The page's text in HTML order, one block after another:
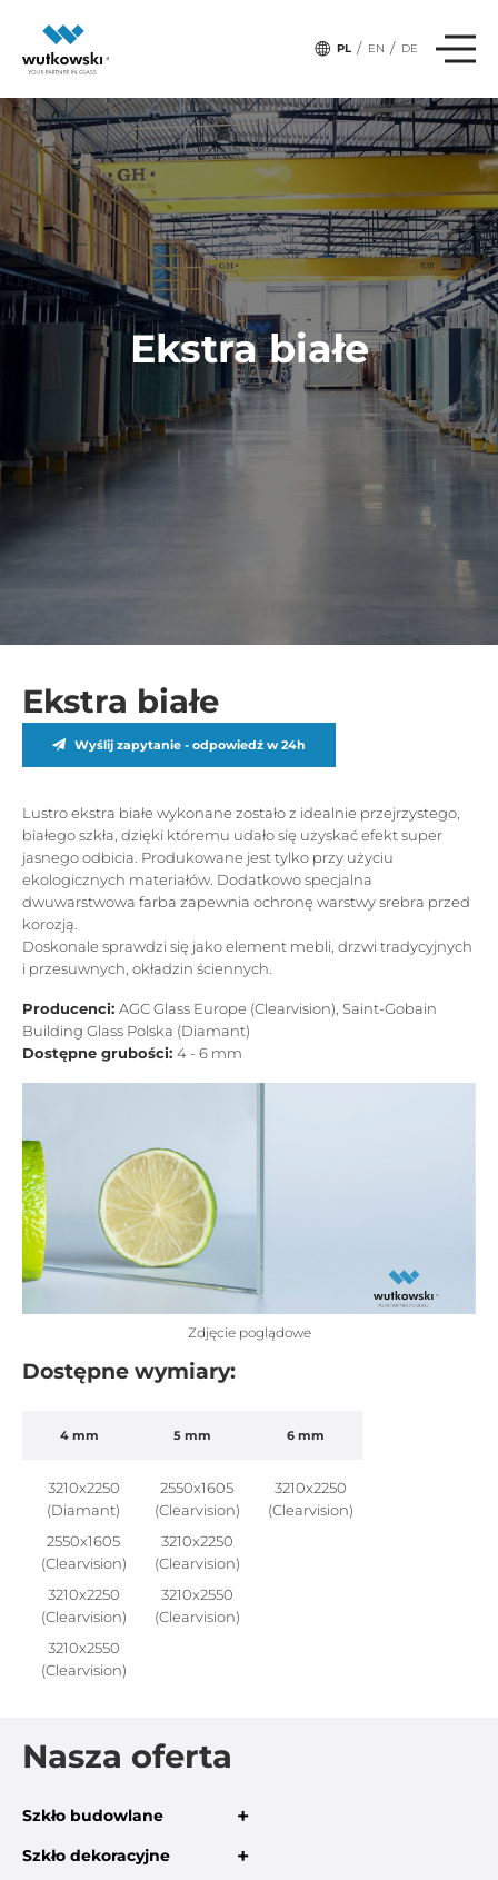
PL / EN / DE
Ekstra białe
Nasza oferta
Szkło budowlane +
Szkło dekoracyjne +
Ekstra białe
Wyślij zapytanie - odpowiedź w 24h
Lustro ekstra białe wykonane zostało z idealnie przejrzystego,
białego szkła, dzięki któremu udało się uzyskać efekt super
jasnego odbicia. Produkowane jest tylko przy użyciu
ekologicznych materiałów. Dodatkowo specjalna
dwuwarstwowa farba zapewnia ochronę warstwy srebra przed
korozją.
Doskonale sprawdzi się jako element mebli, drzwi tradycyjnych
i przesuwnych, okładzin ściennych.
Producenci: AGC Glass Europe (Clearvision), Saint-Gobain
Building Glass Polska (Diamant)
Dostępne grubości: 4 - 6 mm
Zdjęcie poglądowe
Dostępne wymiary:
4 mm
3210x2250
(Diamant)
2550x1605
(Clearvision)
3210x2250
(Clearvision)
3210x2550
(Clearvision)
5 mm
2550x1605
(Clearvision)
3210x2250
(Clearvision)
3210x2550
(Clearvision)
6 mm
3210x2250
(Clearvision)